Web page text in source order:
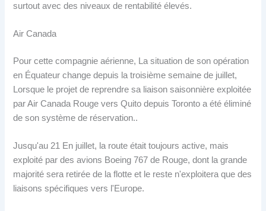
surtout avec des niveaux de rentabilité élevés.
Air Canada
Pour cette compagnie aérienne, La situation de son opération
en Équateur change depuis la troisième semaine de juillet,
Lorsque le projet de reprendre sa liaison saisonnière exploitée
par Air Canada Rouge vers Quito depuis Toronto a été éliminé
de son système de réservation..
Jusqu'au 21 En juillet, la route était toujours active, mais
exploité par des avions Boeing 767 de Rouge, dont la grande
majorité sera retirée de la flotte et le reste n'exploitera que des
liaisons spécifiques vers l'Europe.